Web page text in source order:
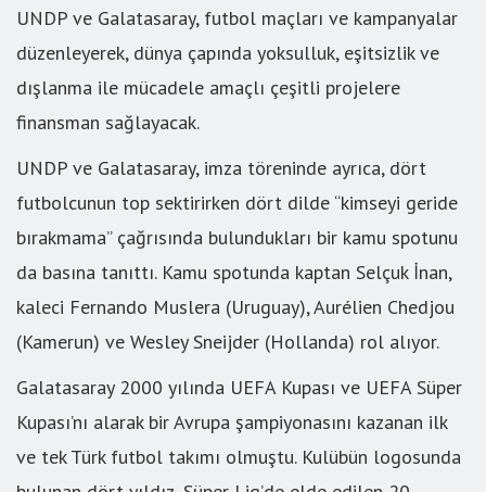
UNDP ve Galatasaray, futbol maçları ve kampanyalar
düzenleyerek, dünya çapında yoksulluk, eşitsizlik ve
dışlanma ile mücadele amaçlı çeşitli projelere
finansman sağlayacak.
UNDP ve Galatasaray, imza töreninde ayrıca, dört
futbolcunun top sektirirken dört dilde “kimseyi geride
bırakmama” çağrısında bulundukları bir kamu spotunu
da basına tanıttı. Kamu spotunda kaptan Selçuk İnan,
kaleci Fernando Muslera (Uruguay), Aurélien Chedjou
(Kamerun) ve Wesley Sneijder (Hollanda) rol alıyor.
Galatasaray 2000 yılında UEFA Kupası ve UEFA Süper
Kupası’nı alarak bir Avrupa şampiyonasını kazanan ilk
ve tek Türk futbol takımı olmuştu. Kulübün logosunda